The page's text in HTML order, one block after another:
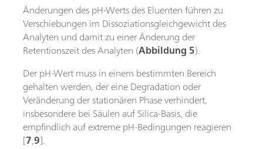
Änderungen des pH-Werts des Eluenten führen zu
Verschiebungen im Dissoziationsgleichgewicht des
Analyten und damit zu einer Änderung der
Retentionszeit des Analyten (Abbildung 5).
Der pH-Wert muss in einem bestimmten Bereich
gehalten werden, der eine Degradation oder
Veränderung der stationären Phase verhindert,
insbesondere bei Säulen auf Silica-Basis, die
empfindlich auf extreme pH-Bedingungen reagieren
[7,9].